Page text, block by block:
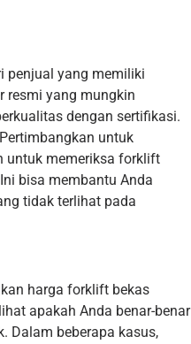
penjual yang memiliki
resmi yang mungkin
dengan sertifikasi.
untuk
untuk memeriksa forklift
bisa membantu Anda
tidak terlihat pada
harga forklift bekas
apakah Anda benar-benar
Dalam beberapa kasus,